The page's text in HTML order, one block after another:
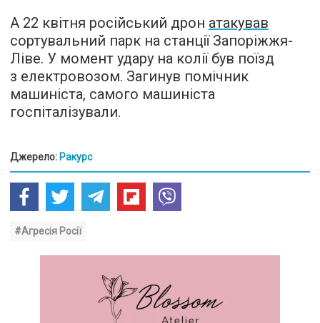
А 22 квітня російський дрон атакував
сортувальний парк на станції Запоріжжя-
Ліве. У момент удару на колії був поїзд
з електровозом. Загинув помічник
машиніста, самого машиніста
госпіталізували.
Джерело: Ракурс
#Агресія Росії